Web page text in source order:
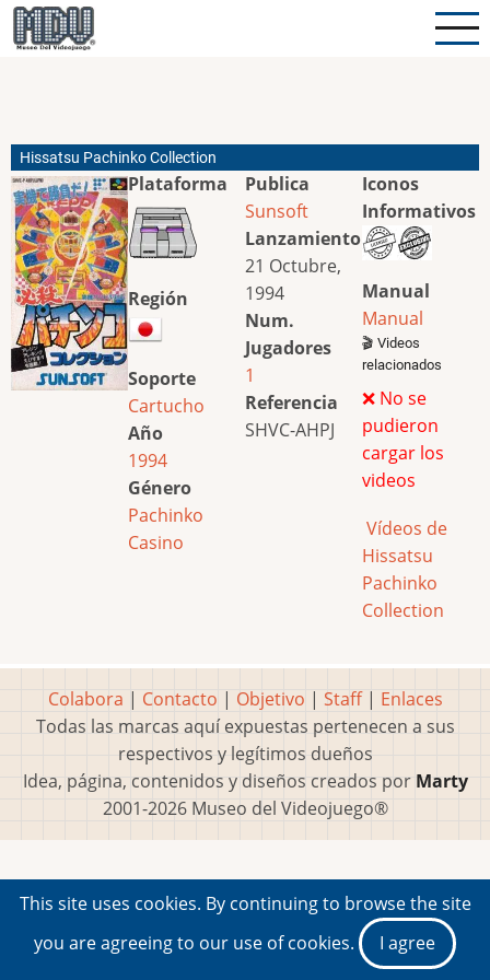
Pasar
al
Hissatsu Pachinko Collection
Plataforma
Región
Soporte
Cartucho
Año
1994
Género
Pachinko
Casino
Publica
Sunsoft
Lanzamiento
21 Octubre,
1994
Num.
Jugadores
1
Referencia
SHVC-AHPJ
Iconos
Informativos
Manual
Manual
🎬 Videos
relacionados
❌ No se
pudieron
cargar los
videos
Vídeos de
Hissatsu
Pachinko
Collection
Colabora | Contacto | Objetivo | Staff| Enlaces
Todas las marcas aquí expuestas pertenecen a sus
respectivos y legítimos dueños
Idea, página, contenidos y diseños creados por Marty
2001-2026 Museo del Videojuego®
This site uses cookies. By continuing to browse the site
you are agreeing to our use of cookies.
I agree